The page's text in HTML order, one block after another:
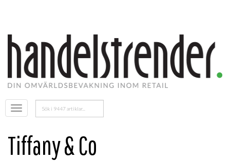
Öppna
menyn
Sök
efter:
Tiffany & Co